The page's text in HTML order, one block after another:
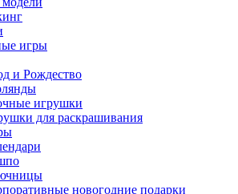
игры
и Рождество
игрушки
для раскрашивания
новогодние подарки